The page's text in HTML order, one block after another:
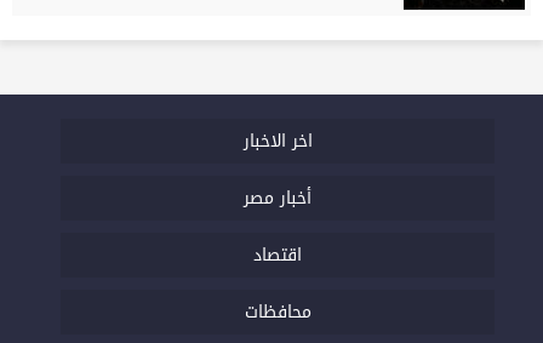
اخر الاخبار
أخبار مصر
اقتصاد
محافظات